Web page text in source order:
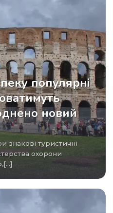
популярні
новий
охорони